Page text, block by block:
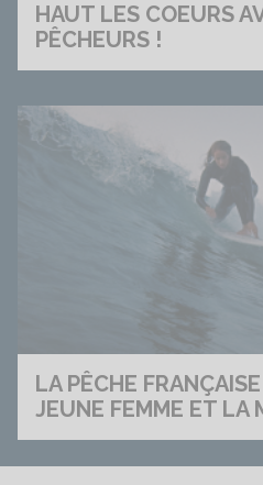
HAUT LES COEURS
PÊCHEURS !
LA PÊCHE
JEUNE FEMME ET LA